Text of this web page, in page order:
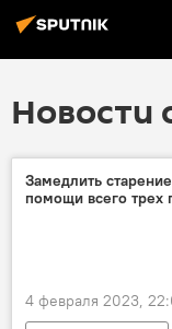
Новости
Замедлить
помощи всего трех
4 февраля 2023,